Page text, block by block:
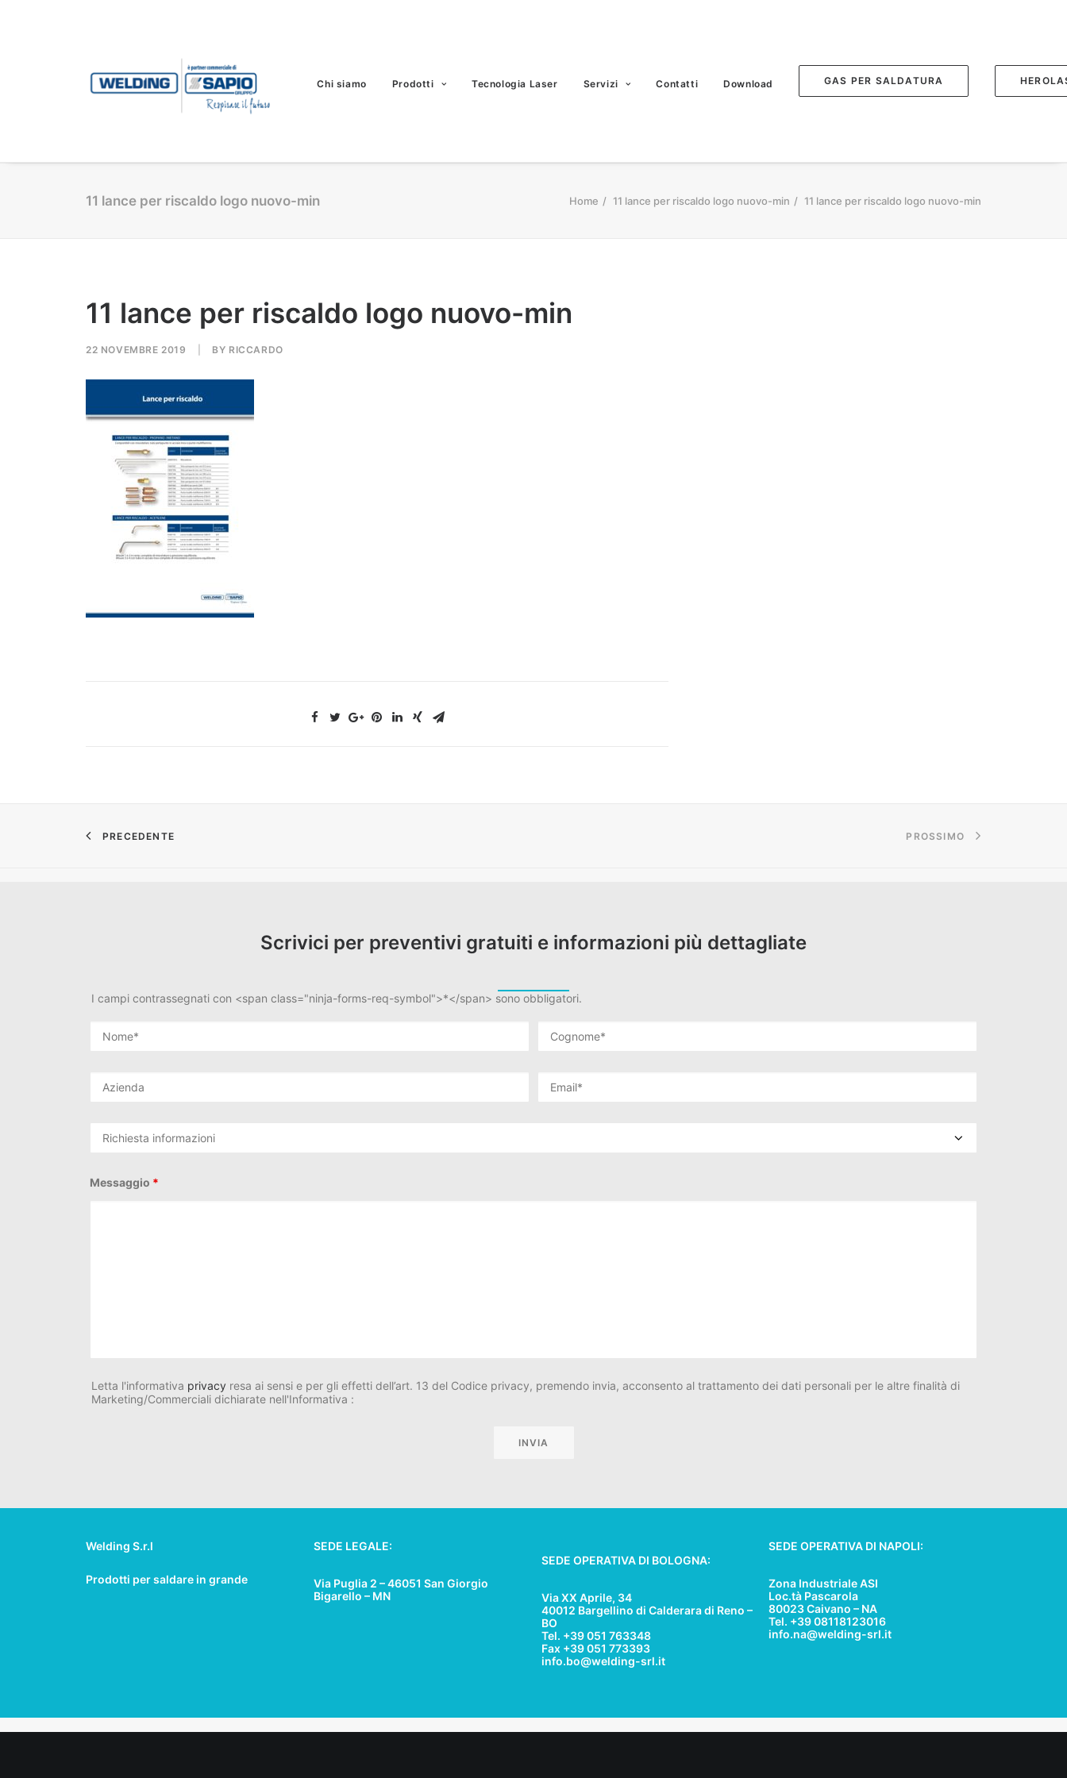
Chi siamo Prodotti Tecnologia Laser Servizi Contatti Download GAS PER SALDATURA
11 lance per riscaldo logo nuovo-min Home 11 lance per riscaldo logo nuovo-min 11 lance per riscaldo logo nuovo-min
11 lance per riscaldo logo nuovo-min
22 NOVEMBRE 2019 BY RICCARDO
PRECEDENTE PROSSIMO
Scrivici per preventivi gratuiti e informazioni più dettagliate
I campi contrassegnati con <span class="ninja-forms-req-symbol">*</span> sono obbligatori.
Messaggio *
Letta l'informativa privacy resa ai sensi e per gli effetti dell’art. 13 del Codice privacy, premendo invia, acconsento al trattamento dei dati personali per le altre finalità di
Marketing/Commerciali dichiarate nell'Informativa :
Welding S.r.l
Prodotti per saldare in grande
SEDE LEGALE:
Via Puglia 2 – 46051 San Giorgio
Bigarello – MN
SEDE OPERATIVA DI BOLOGNA:
Via XX Aprile, 34
40012 Bargellino di Calderara di Reno –
BO
Tel. +39 051 763348
Fax +39 051 773393
info.bo@welding-srl.it
SEDE OPERATIVA DI NAPOLI:
Zona Industriale ASI
Loc.tà Pascarola
80023 Caivano – NA
Tel. +39 08118123016
info.na@welding-srl.it